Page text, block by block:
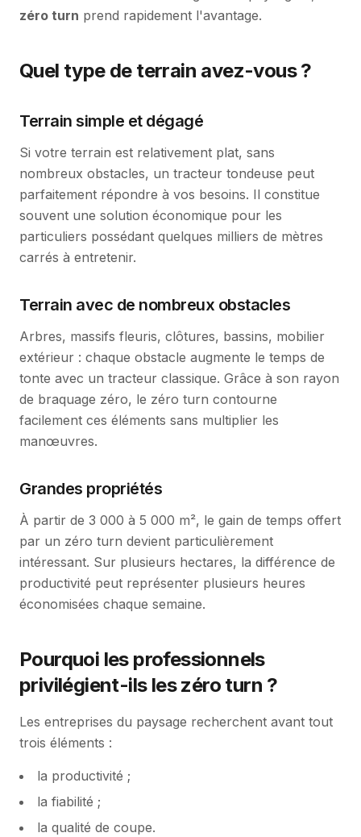
zéro turn prend rapidement l'avantage.
Quel type de terrain avez-vous ?
Terrain simple et dégagé
Si votre terrain est relativement plat, sans
nombreux obstacles, un tracteur tondeuse peut
parfaitement répondre à vos besoins. Il constitue
souvent une solution économique pour les
particuliers possédant quelques milliers de mètres
carrés à entretenir.
Terrain avec de nombreux obstacles
Arbres, massifs fleuris, clôtures, bassins, mobilier
extérieur : chaque obstacle augmente le temps de
tonte avec un tracteur classique. Grâce à son rayon
de braquage zéro, le zéro turn contourne
facilement ces éléments sans multiplier les
manœuvres.
Grandes propriétés
À partir de 3 000 à 5 000 m², le gain de temps offert
par un zéro turn devient particulièrement
intéressant. Sur plusieurs hectares, la différence de
productivité peut représenter plusieurs heures
économisées chaque semaine.
Pourquoi les professionnels
privilégient-ils les zéro turn ?
Les entreprises du paysage recherchent avant tout
trois éléments :
la productivité ;
la fiabilité ;
la qualité de coupe.